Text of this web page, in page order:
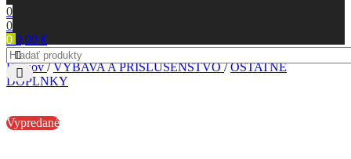
0
0
0 0,00 €
Domov/ VÝBAVA A PRÍSLUŠENSTVO/ OSTATNÉ
DOPLNKY
Vypredané